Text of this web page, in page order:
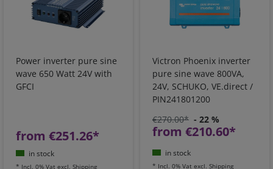
Power inverter pure sine
wave 650 Watt 24V with
GFCI
from €251.26*
in stock
* Incl. 0% Vat excl. Shipping
Victron Phoenix inverter
pure sine wave 800VA,
24V, SCHUKO, VE.direct /
PIN241801200
€270.00* - 22 %
from €210.60*
in stock
* Incl. 0% Vat excl. Shipping